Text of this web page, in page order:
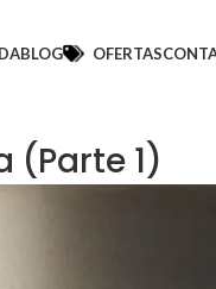
BLOG OFERTAS
1)